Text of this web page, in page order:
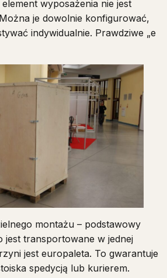
wyposażenia nie jest
je dowolnie konfigurować,
indywidualnie. Prawdziwe „e
montażu – podstawowy
jest transportowane w jednej
jest europaleta. To gwarantuje
spedycją lub kurierem.